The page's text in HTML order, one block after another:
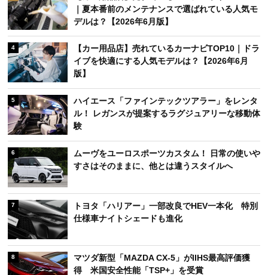
｜夏本番前のメンテナンスで選ばれている人気モ
デルは？【2026年6月版】
4
【カー用品店】売れているカーナビTOP10｜ドラ
イブを快適にする人気モデルは？【2026年6月
版】
5
ハイエース「ファインテックツアラー」をレンタ
ル！ レガンスが提案するラグジュアリーな移動体
験
6
ムーヴをユーロスポーツカスタム！ 日常の使いや
すさはそのままに、他とは違うスタイルへ
7
トヨタ「ハリアー」一部改良でHEV一本化 特別
仕様車ナイトシェードも進化
8
マツダ新型「MAZDA CX-5」がIIHS最高評価獲
得 米国安全性能「TSP+」を受賞